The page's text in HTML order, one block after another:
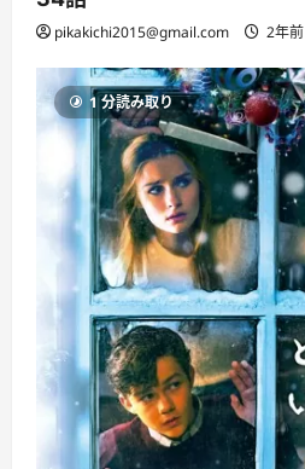
pikakichi2015@gmail.com 2年前
1 分読み取り